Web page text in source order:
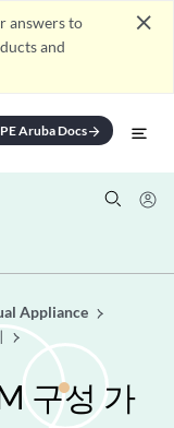
answers to
and
close
Aruba Docsarrow_forward
Appliance
구성 가